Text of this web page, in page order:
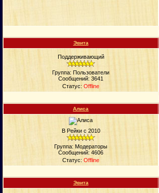
Эвита
Поддерживающий
Группа: Пользователи
Сообщений: 3641
Статус: Offline
Алиса
В Рейки с 2010
Группа: Модераторы
Сообщений: 4606
Статус: Offline
Эвита